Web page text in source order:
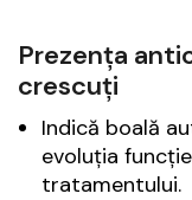
Prezența
crescuți
Indică boală
evoluția
tratamentului.